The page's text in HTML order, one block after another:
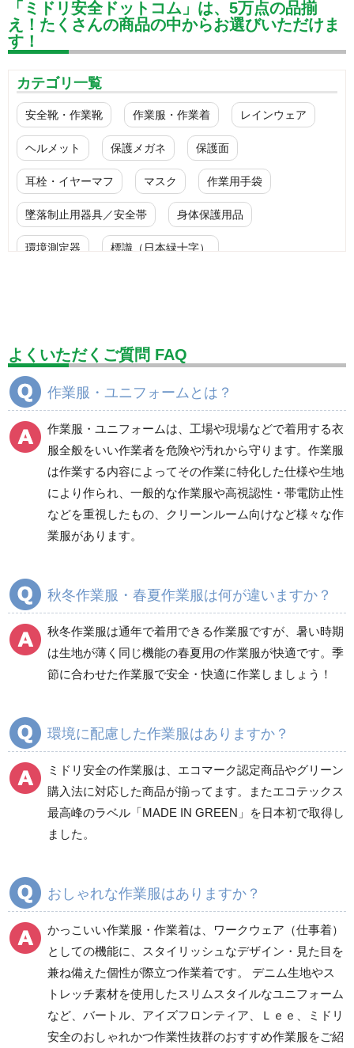
「ミドリ安全ドットコム」は、5万点の品揃
え！たくさんの商品の中からお選びいただけま
す！
カテゴリ一覧
安全靴・作業靴 作業服・作業着 レインウェア
ヘルメット 保護メガネ 保護面
耳栓・イヤーマフ マスク 作業用手袋
墜落制止用器具／安全帯 身体保護用品
環境測定器 標識（日本緑十字）
設備用品・作業補助用品 工事作業用品
分煙対策機器
電気保守用品 ワイパー クリーンルーム対策用品
防災グッズ（防災セット） 救急医療品
健康管理器具 季節商品 ウイルス対策用品
商品カテゴリ一覧
秋冬長袖
食品産業用長袖
食品産業用半袖
秋冬長袖
ワークパンツ
春夏ワークパンツ作業
ズボン
秋冬ワークパンツ作業
ズボン
ツ
クリーンウェアワーク
パンツ
カーゴパンツ
春夏カーゴパンツ作業
ズボン
ズボン
レディース作業着
シャツ
よくいただくご質問 FAQ
作業服・ユニフォームとは？
作業服・ユニフォームは、工場や現場などで着用する衣
服全般をいい作業者を危険や汚れから守ります。作業服
は作業する内容によってその作業に特化した仕様や生地
により作られ、一般的な作業服や高視認性・帯電防止性
などを重視したもの、クリーンルーム向けなど様々な作
業服があります。
秋冬作業服・春夏作業服は何が違いますか？
秋冬作業服は通年で着用できる作業服ですが、暑い時期
は生地が薄く同じ機能の春夏用の作業服が快適です。季
節に合わせた作業服で安全・快適に作業しましょう！
環境に配慮した作業服はありますか？
ミドリ安全の作業服は、エコマーク認定商品やグリーン
購入法に対応した商品が揃ってます。またエコテックス
最高峰のラベル「MADE IN GREEN」を日本初で取得し
ました。
おしゃれな作業服はありますか？
かっこいい作業服・作業着は、ワークウェア（仕事着）
としての機能に、スタイリッシュなデザイン・見た目を
兼ね備えた個性が際立つ作業着です。 デニム生地やス
トレッチ素材を使用したスリムスタイルなユニフォーム
など、バートル、アイズフロンティア、Ｌｅｅ、ミドリ
安全のおしゃれかつ作業性抜群のおすすめ作業服をご紹